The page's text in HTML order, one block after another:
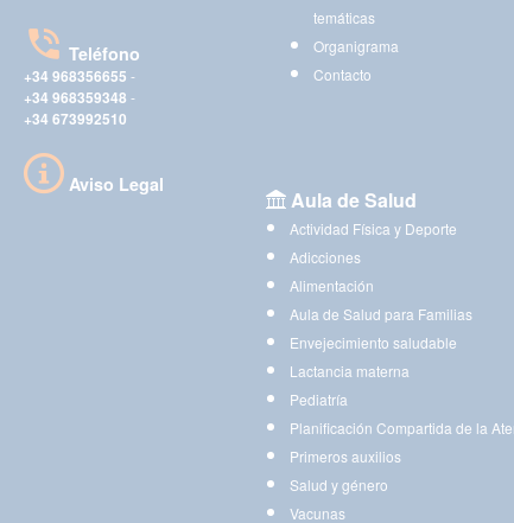
Teléfono
+34 968356655 -
+34 968359348 -
+34 673992510
Aviso Legal
temáticas
Organigrama
Contacto
Aula de Salud
Actividad Física y Deporte
Adicciones
Alimentación
Aula de Salud para Familias
Envejecimiento saludable
Lactancia materna
Pediatría
Planificación Compartida de la
Primeros auxilios
Salud y género
Vacunas